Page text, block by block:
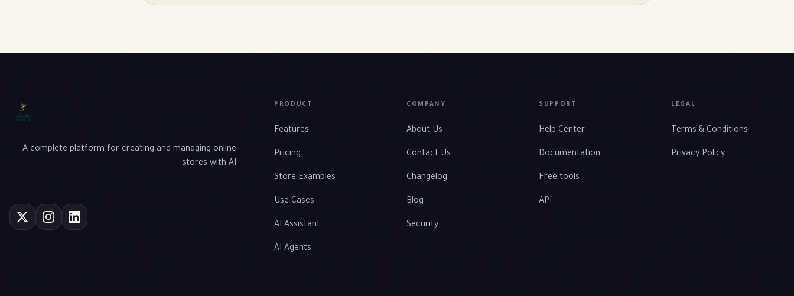
A complete platform for creating and managing online
stores with AI
PRODUCT
Features
Pricing
Store Examples
Use Cases
AI Assistant
AI Agents
COMPANY
About Us
Contact Us
Changelog
Blog
Security
SUPPORT
Help Center
Documentation
Free tools
API
LEGAL
Terms & Conditions
Privacy Policy